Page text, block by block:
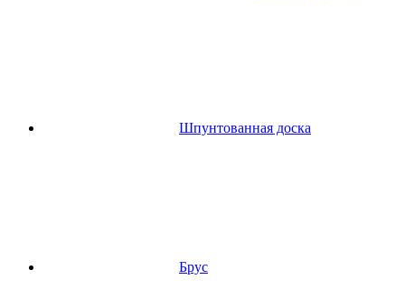
Шпунтованная доска
Брус